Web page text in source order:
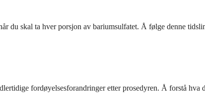
du skal ta hver porsjon av bariumsulfatet. Å følge denne
fordøyelsesforandringer etter prosedyren. Å forstå